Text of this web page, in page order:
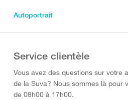
Autoportrait
Service clientèle
Vous avez des questions sur votre
de la Suva? Nous sommes là pour
de 08h00 à 17h00.